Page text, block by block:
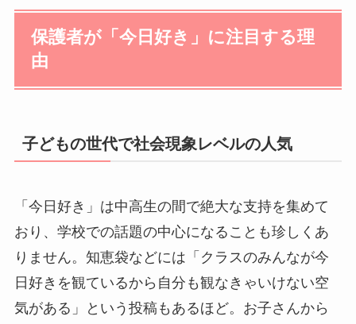
保護者が「今日好き」に注目する理
由
子どもの世代で社会現象レベルの人気
「今日好き」は中高生の間で絶大な支持を集めて
おり、学校での話題の中心になることも珍しくあ
りません。知恵袋などには「クラスのみんなが今
日好きを観ているから自分も観なきゃいけない空
気がある」という投稿もあるほど。お子さんから